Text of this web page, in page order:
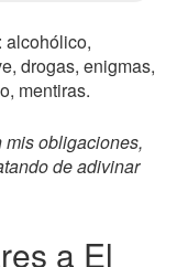
alcohólico,
drogas, enigmas,
mentiras.
mis obligaciones,
de adivinar
a El